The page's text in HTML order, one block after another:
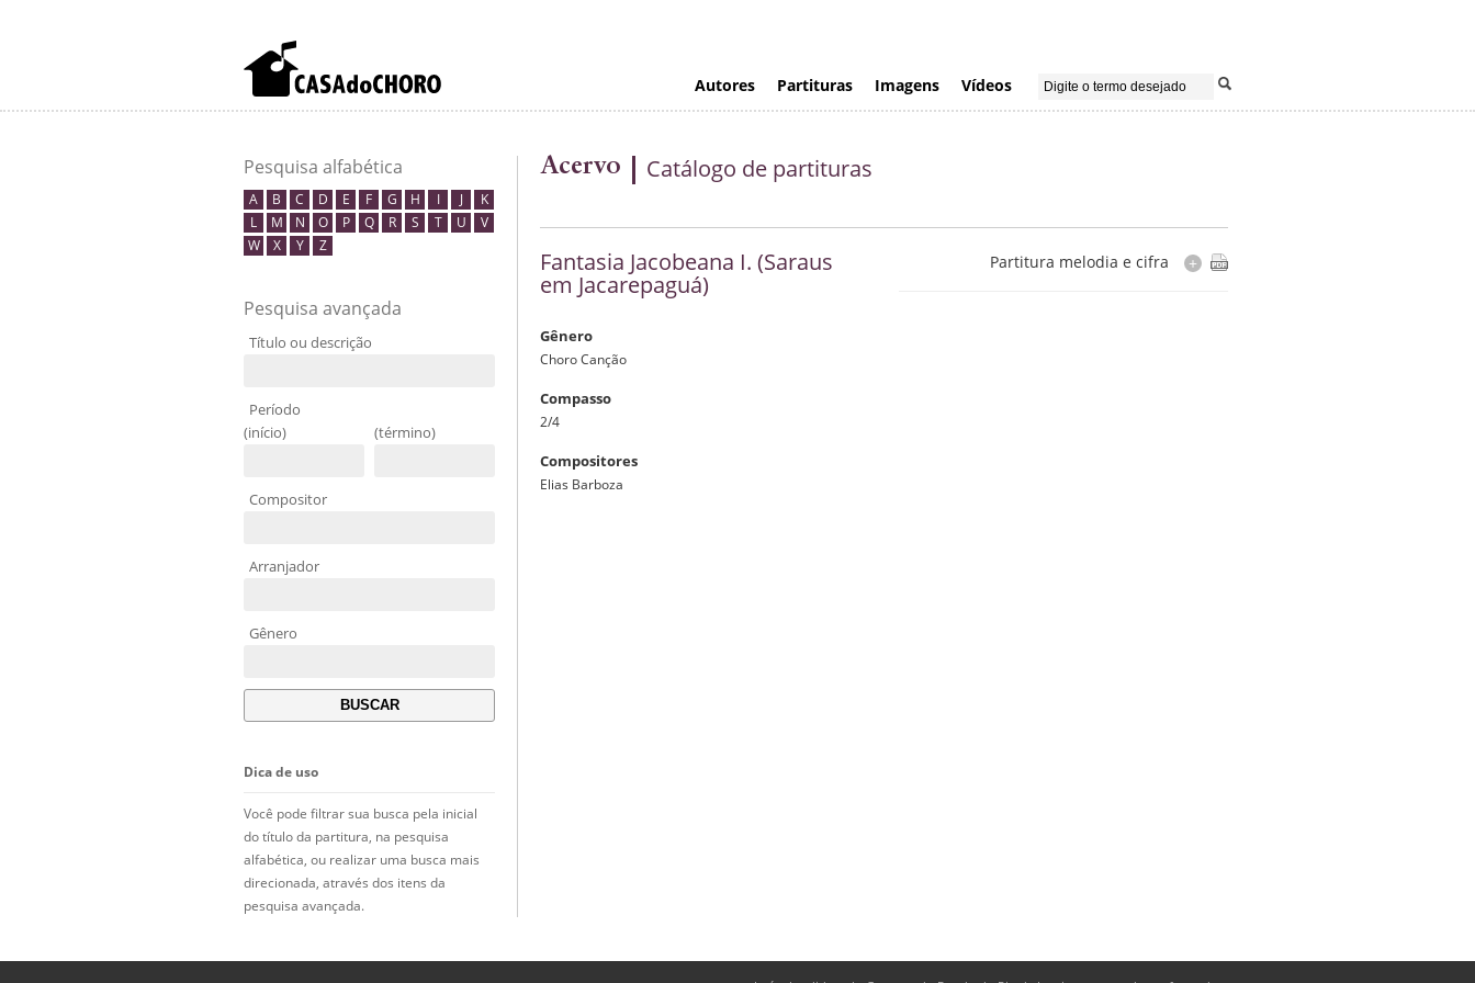
Autores Partituras Imagens Vídeos
Pesquisa alfabética
A B C D E F G H I J
K
L
M N O P Q R S T U
V
W
X Y Z
Pesquisa avançada
Título ou descrição
Período
(início)
(término)
Compositor
Arranjador
Gênero
Dica de uso
Você pode filtrar sua busca pela inicial
do título da partitura, na pesquisa
alfabética, ou realizar uma busca mais
direcionada, através dos itens da
pesquisa avançada.
Acervo Catálogo de partituras
Fantasia Jacobeana I. (Saraus
em Jacarepaguá)
Gênero
Choro Canção
Compasso
2/4
Compositores
Elias Barboza
Partitura melodia e cifra +